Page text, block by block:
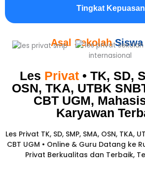
Tingkat Kepuasan
Asal Sekolah
Les Privat • TK, SD,
OSN, TKA, UTBK
CBT UGM,
Karyawan
Les Privat TK, SD, SMP, SMA, OSN, TKA,
CBT UGM • Online & Guru Datang ke
Privat Berkualitas dan Terbaik,